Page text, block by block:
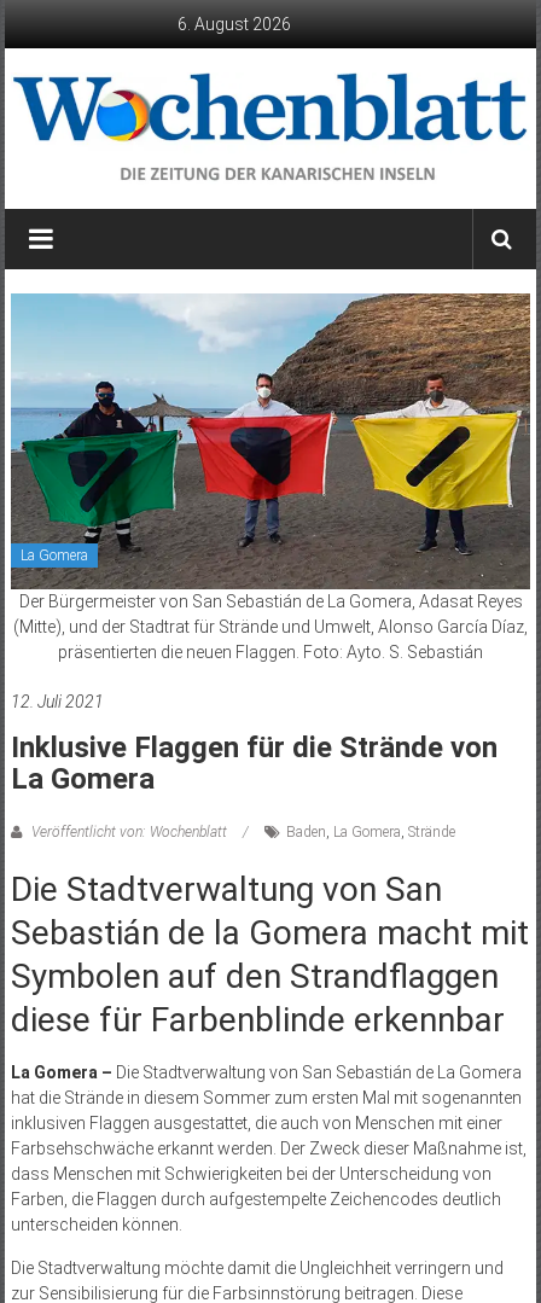
6. August 2026
Wochenblatt
die
La Gomera
Der Bürgermeister von San Sebastián de La Gomera, Adasat Reyes
(Mitte), und der Stadtrat für Strände und Umwelt, Alonso García Díaz,
präsentierten die neuen Flaggen. Foto: Ayto. S. Sebastián
12. Juli 2021
Inklusive Flaggen für die Strände von
La Gomera
Veröffentlicht von: Wochenblatt Baden, La Gomera, Strände
Die Stadtverwaltung von San
Sebastián de la Gomera macht mit
Symbolen auf den Strandflaggen
diese für Farbenblinde erkennbar
La Gomera – Die Stadtverwaltung von San Sebastián de La Gomera
hat die Strände in diesem Sommer zum ersten Mal mit sogenannten
inklusiven Flaggen ausgestattet, die auch von Menschen mit einer
Farbsehschwäche erkannt werden. Der Zweck dieser Maßnahme ist,
dass Menschen mit Schwierigkeiten bei der Unterscheidung von
Farben, die Flaggen durch aufgestempelte Zeichencodes deutlich
unterscheiden können.
Die Stadtverwaltung möchte damit die Ungleichheit verringern und
zur Sensibilisierung für die Farbsinnstörung beitragen. Diese